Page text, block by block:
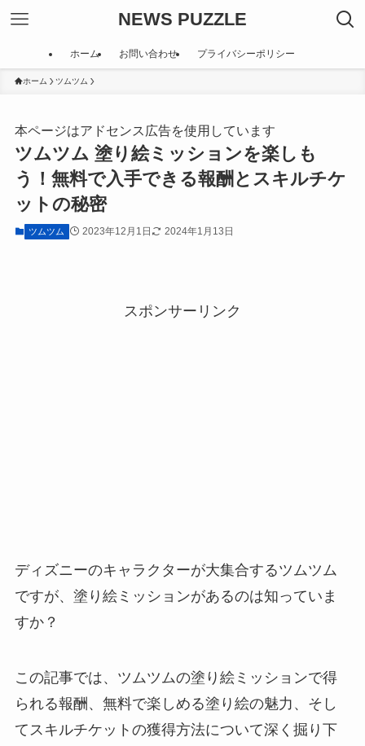
NEWS PUZZLE
ホーム お問い合わせ プライバシーポリシー
ホーム ツムツム
本ページはアドセンス広告を使用しています
ツムツム 塗り絵ミッションを楽しも
う！無料で入手できる報酬とスキルチケ
ットの秘密
ツムツム 2023年12月1日 2024年1月13日
スポンサーリンク
ディズニーのキャラクターが大集合するツムツム
ですが、塗り絵ミッションがあるのは知っていま
すか？
この記事では、ツムツムの塗り絵ミッションで得
られる報酬、無料で楽しめる塗り絵の魅力、そし
てスキルチケットの獲得方法について深く掘り下